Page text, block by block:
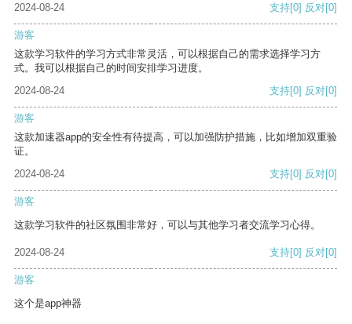
2024-08-24
支持[0] 反对[0]
游客
这款学习软件的学习方式非常灵活，可以根据自己的需求选择学习方
式。我可以根据自己的时间安排学习进度。
2024-08-24
支持[0] 反对[0]
游客
这款加速器app的安全性有待提高，可以加强防护措施，比如增加双重验
证。
2024-08-24
支持[0] 反对[0]
游客
这款学习软件的社区氛围非常好，可以与其他学习者交流学习心得。
2024-08-24 支持[0] 反对[0]
游客
这个是app神器